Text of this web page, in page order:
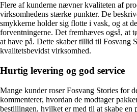
Flere af kunderne nævner kvaliteten af
virksomhedens stærke punkter. De
smykkerne holder sig flotte i vask, og at
forventningerne. Det fremhæves også, at
at have på. Dette skaber tillid til Fosvang
kvalitetsbevidst virksomhed.
Hurtig levering og god service
Mange kunder roser Fosvang Stories for
kommenterer, hvordan de modtager
bestillingen, hvilket er med til at skabe en